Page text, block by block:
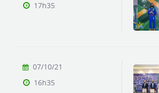
17h35
07/10/21
16h35